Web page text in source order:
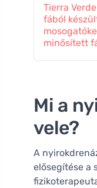
Tierra
fából
minősített
Mi a
vele?
A
elősegítése a